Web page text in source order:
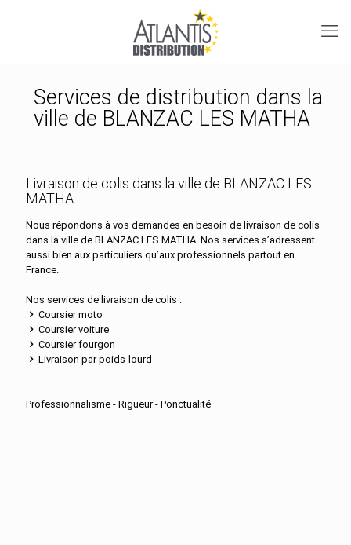
Services de distribution dans la
ville de BLANZAC LES MATHA
Livraison de colis dans la ville de BLANZAC LES
MATHA
Nous répondons à vos demandes en besoin de livraison de colis
dans la ville de BLANZAC LES MATHA. Nos services s’adressent
aussi bien aux particuliers qu’aux professionnels partout en
France.
Nos services de livraison de colis :
Coursier moto
Coursier voiture
Coursier fourgon
Livraison par poids-lourd
Professionnalisme - Rigueur - Ponctualité